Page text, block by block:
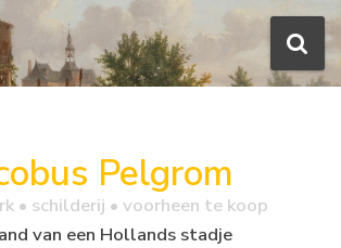
Pelgrom
• schilderij • voorheen te koop
van een Hollands stadje